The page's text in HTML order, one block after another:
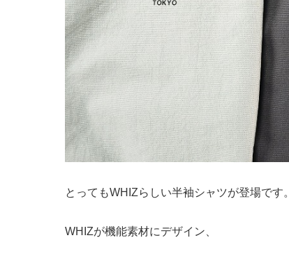
とってもWHIZらしい半袖シャツが登場です。
WHIZが機能素材にデザイン、